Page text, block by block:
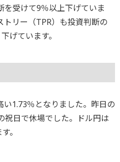
を受けて9％以上下げていま
リー（TPR）も投資判断の
げています。
1.73％となりました。昨日の
祝日で休場でした。ドル円は
。